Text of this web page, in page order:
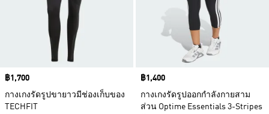
Price
฿1,700
กางเกงรัดรูปขายาวมีช่องเก็บของ
TECHFIT
Price
฿1,400
กางเกงรัดรูปออกกำลังกายสาม
ส่วน Optime Essentials 3-Stripes